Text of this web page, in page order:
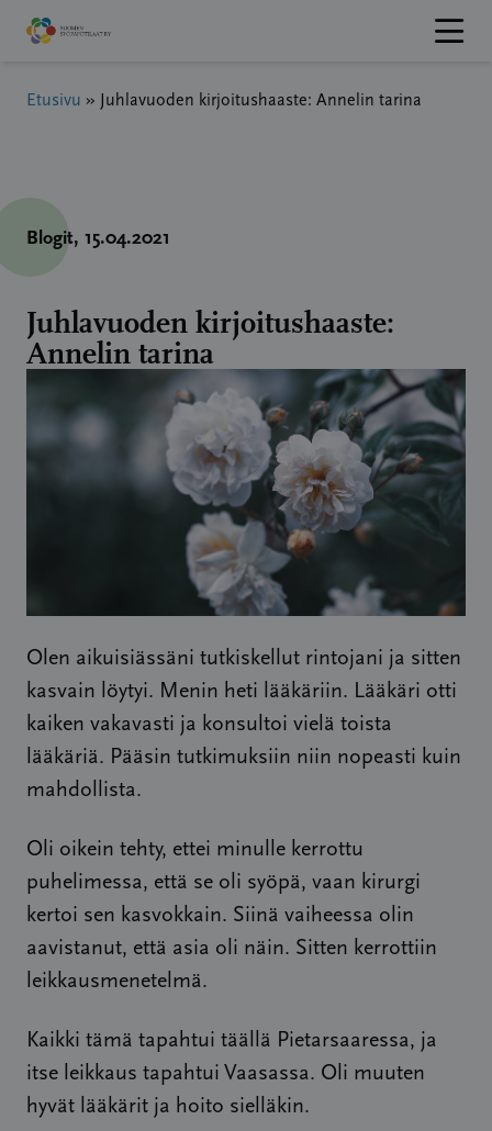
Hyppää
sisältöön
Etusivu » Juhlavuoden kirjoitushaaste: Annelin tarina
Blogit, 15.04.2021
Juhlavuoden kirjoitushaaste:
Annelin tarina
Olen aikuisiässäni tutkiskellut rintojani ja sitten
kasvain löytyi. Menin heti lääkäriin. Lääkäri otti
kaiken vakavasti ja konsultoi vielä toista
lääkäriä. Pääsin tutkimuksiin niin nopeasti kuin
mahdollista.
Oli oikein tehty, ettei minulle kerrottu
puhelimessa, että se oli syöpä, vaan kirurgi
kertoi sen kasvokkain. Siinä vaiheessa olin
aavistanut, että asia oli näin. Sitten kerrottiin
leikkausmenetelmä.
Kaikki tämä tapahtui täällä Pietarsaaressa, ja
itse leikkaus tapahtui Vaasassa. Oli muuten
hyvät lääkärit ja hoito sielläkin.